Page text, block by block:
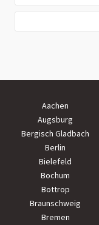
Aachen
Augsburg
Bergisch Gladbach
Berlin
Bielefeld
Bochum
Bottrop
Braunschweig
Bremen